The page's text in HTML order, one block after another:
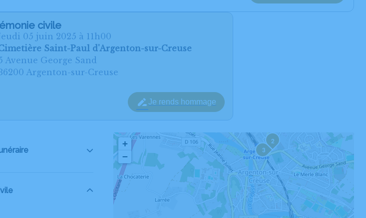
civile
jeudi 05 juin 2025 à 11h00
Saint-Paul d'Argenton-sur-Creuse
Avenue George Sand
Argenton-sur-Creuse
Je rends hommage
2
3
+
−